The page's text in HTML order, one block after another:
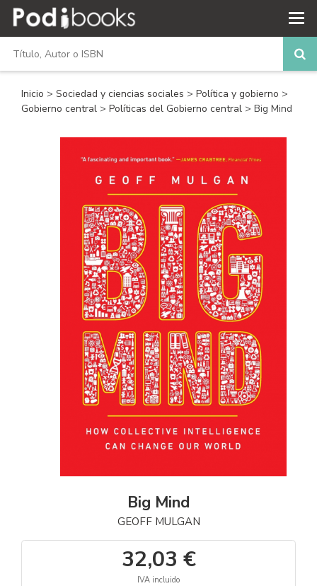
Inicio > Sociedad y ciencias sociales > Política y gobierno >
Gobierno central > Políticas del Gobierno central > Big Mind
Big Mind
GEOFF MULGAN
32,03 €
IVA incluido